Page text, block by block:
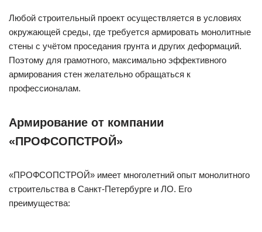
Любой строительный проект осуществляется в условиях
окружающей среды, где требуется армировать монолитные
стены с учётом проседания грунта и других деформаций.
Поэтому для грамотного, максимально эффективного
армирования стен желательно обращаться к
профессионалам.
Армирование от компании
«ПРОФСОПСТРОЙ»
«ПРОФСОПСТРОЙ» имеет многолетний опыт монолитного
строительства в Санкт-Петербурге и ЛО. Его
преимущества: